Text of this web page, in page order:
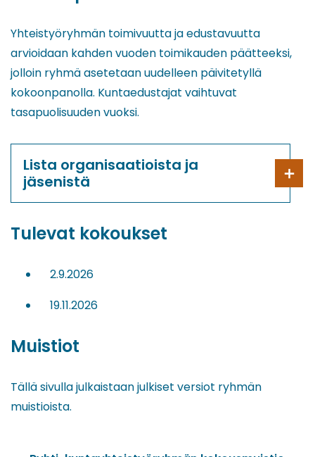
Yhteistyöryhmän toimivuutta ja edustavuutta
arvioidaan kahden vuoden toimikauden päätteeksi,
jolloin ryhmä asetetaan uudelleen päivitetyllä
kokoonpanolla. Kuntaedustajat vaihtuvat
tasapuolisuuden vuoksi.
Lista organisaatioista ja
jäsenistä
Tulevat kokoukset
2.9.2026
19.11.2026
Muistiot
Tällä sivulla julkaistaan julkiset versiot ryhmän
muistioista.